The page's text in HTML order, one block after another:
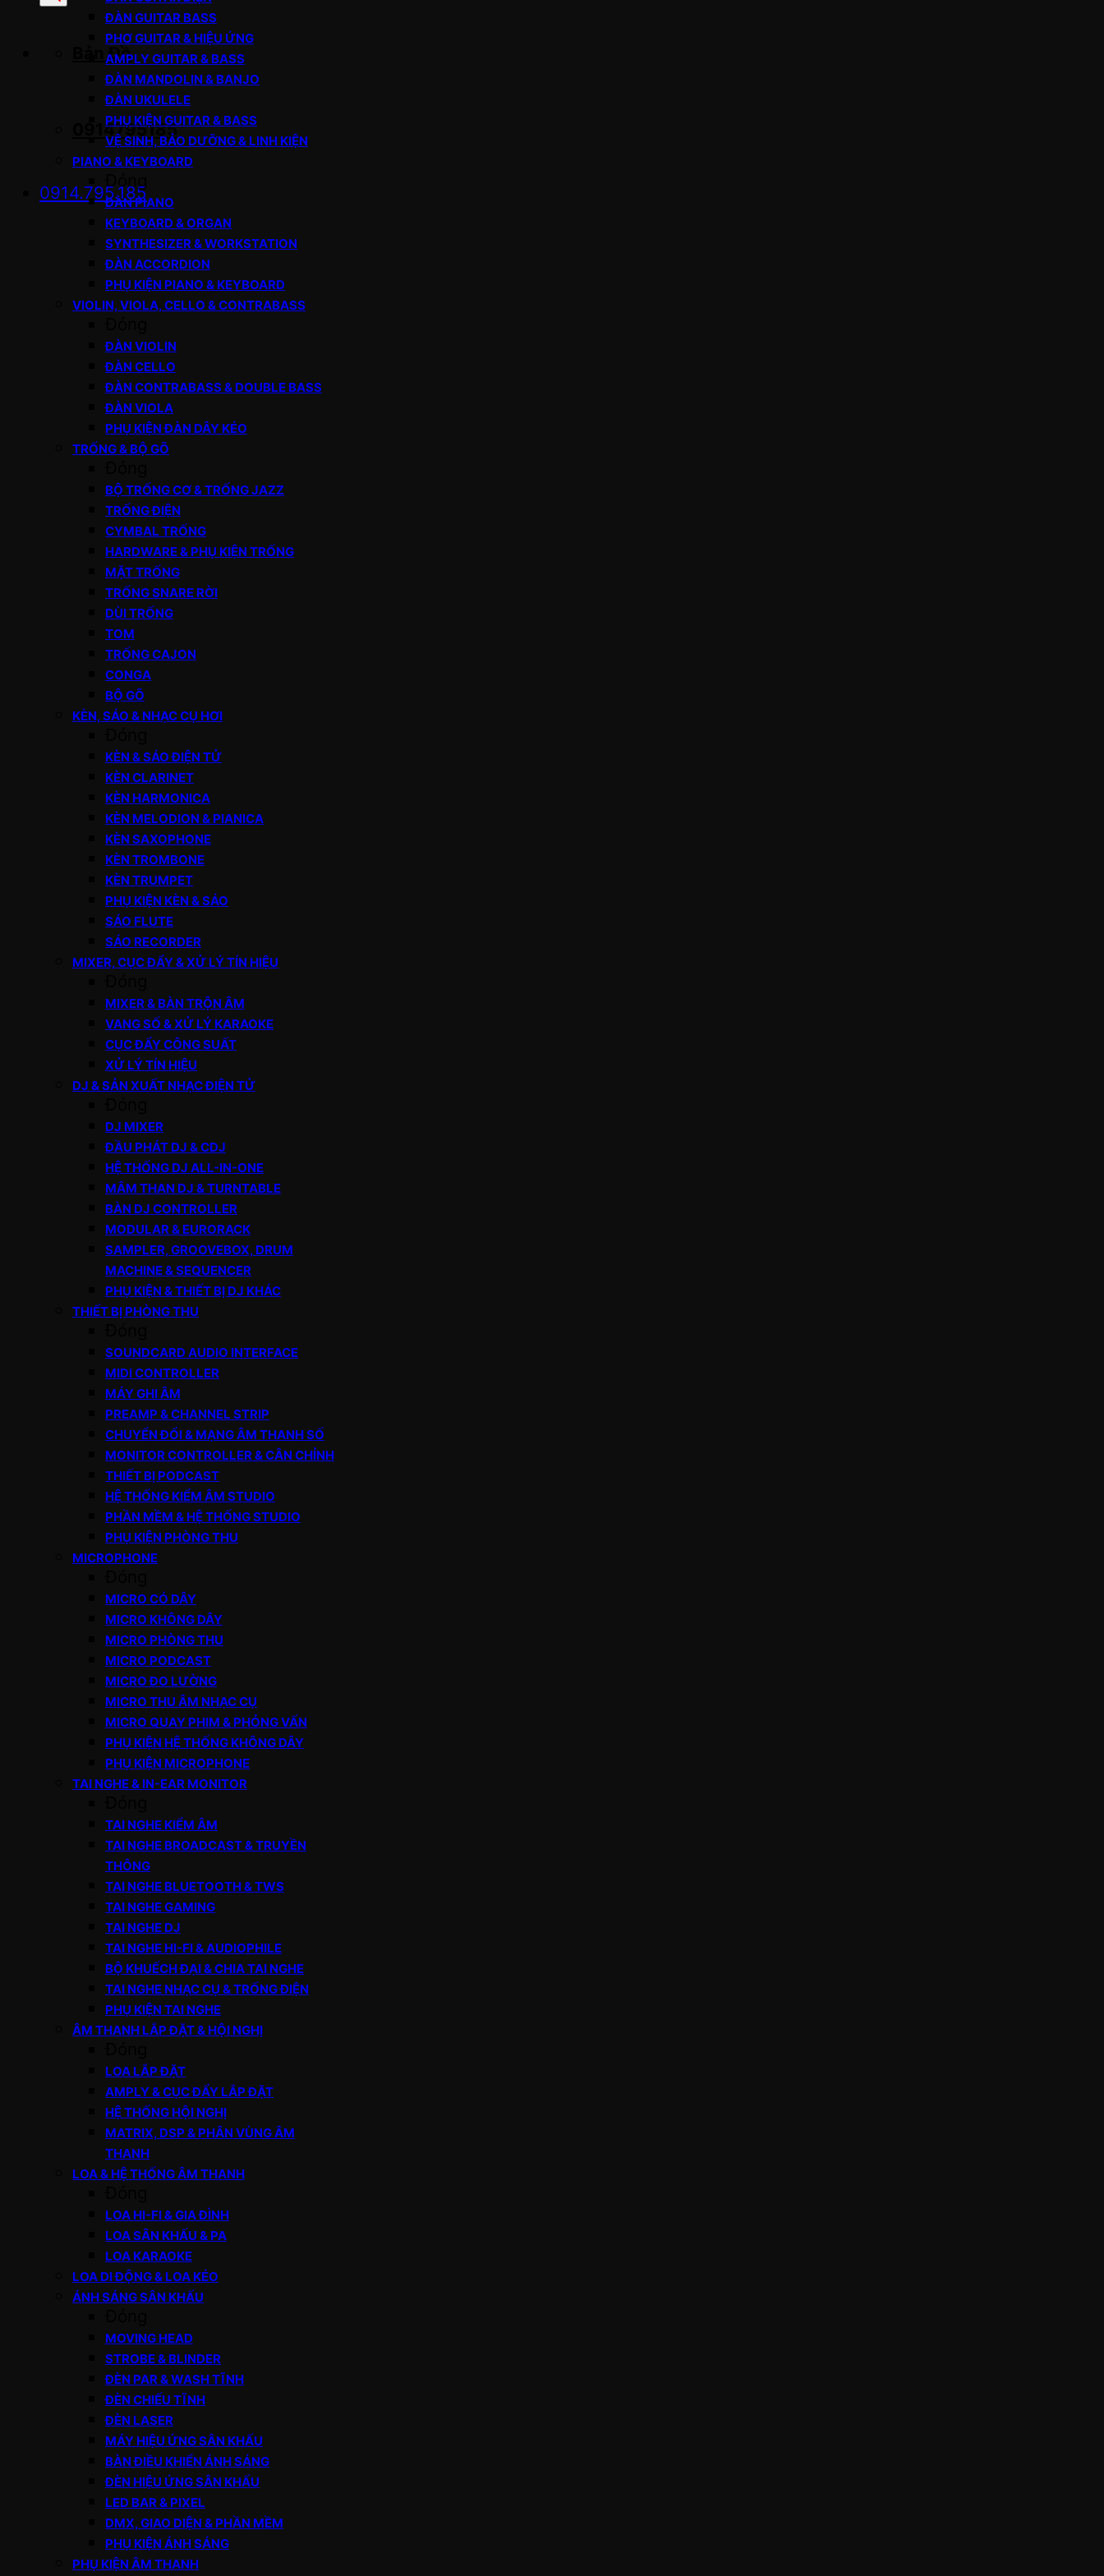
Bản Đồ
0914795185
0914.795.185
ĐÀN GUITAR BASS
PHƠ GUITAR & HIỆU ỨNG
AMPLY GUITAR & BASS
ĐÀN MANDOLIN & BANJO
ĐÀN UKULELE
PHỤ KIỆN GUITAR & BASS
VỆ SINH, BẢO DƯỠNG & LINH KIỆN
PIANO & KEYBOARD
ĐÀN PIANO
KEYBOARD & ORGAN
SYNTHESIZER & WORKSTATION
ĐÀN ACCORDION
PHỤ KIỆN PIANO & KEYBOARD
VIOLIN, VIOLA, CELLO & CONTRABASS
ĐÀN VIOLIN
ĐÀN CELLO
ĐÀN CONTRABASS & DOUBLE BASS
ĐÀN VIOLA
PHỤ KIỆN ĐÀN DÂY KÉO
TRỐNG & BỘ GÕ
BỘ TRỐNG CƠ & TRỐNG JAZZ
TRỐNG ĐIỆN
CYMBAL TRỐNG
HARDWARE & PHỤ KIỆN TRỐNG
MẶT TRỐNG
TRỐNG SNARE RỜI
DÙI TRỐNG
TOM
TRỐNG CAJON
CONGA
BỘ GÕ
KÈN, SÁO & NHẠC CỤ HƠI
KÈN & SÁO ĐIỆN TỬ
KÈN CLARINET
KÈN HARMONICA
KÈN MELODION & PIANICA
KÈN SAXOPHONE
KÈN TROMBONE
KÈN TRUMPET
PHỤ KIỆN KÈN & SÁO
SÁO FLUTE
SÁO RECORDER
MIXER, CỤC ĐẨY & XỬ LÝ TÍN HIỆU
MIXER & BÀN TRỘN ÂM
VANG SỐ & XỬ LÝ KARAOKE
CỤC ĐẨY CÔNG SUẤT
XỬ LÝ TÍN HIỆU
DJ & SẢN XUẤT NHẠC ĐIỆN TỬ
DJ MIXER
ĐẦU PHÁT DJ & CDJ
HỆ THỐNG DJ ALL-IN-ONE
MÂM THAN DJ & TURNTABLE
BÀN DJ CONTROLLER
MODULAR & EURORACK
SAMPLER, GROOVEBOX, DRUM
MACHINE & SEQUENCER
PHỤ KIỆN & THIẾT BỊ DJ KHÁC
THIẾT BỊ PHÒNG THU
SOUNDCARD AUDIO INTERFACE
MIDI CONTROLLER
MÁY GHI ÂM
PREAMP & CHANNEL STRIP
CHUYỂN ĐỔI & MẠNG ÂM THANH SỐ
MONITOR CONTROLLER & CÂN CHỈNH
THIẾT BỊ PODCAST
HỆ THỐNG KIỂM ÂM STUDIO
PHẦN MỀM & HỆ THỐNG STUDIO
PHỤ KIỆN PHÒNG THU
MICROPHONE
MICRO CÓ DÂY
MICRO KHÔNG DÂY
MICRO PHÒNG THU
MICRO PODCAST
MICRO ĐO LƯỜNG
MICRO THU ÂM NHẠC CỤ
MICRO QUAY PHIM & PHỎNG VẤN
PHỤ KIỆN HỆ THỐNG KHÔNG DÂY
PHỤ KIỆN MICROPHONE
TAI NGHE & IN-EAR MONITOR
TAI NGHE KIỂM ÂM
TAI NGHE BROADCAST & TRUYỀN
THÔNG
TAI NGHE BLUETOOTH & TWS
TAI NGHE GAMING
TAI NGHE DJ
TAI NGHE HI-FI & AUDIOPHILE
BỘ KHUẾCH ĐẠI & CHIA TAI NGHE
TAI NGHE NHẠC CỤ & TRỐNG ĐIỆN
PHỤ KIỆN TAI NGHE
ÂM THANH LẮP ĐẶT & HỘI NGHỊ
LOA LẮP ĐẶT
AMPLY & CỤC ĐẨY LẮP ĐẶT
HỆ THỐNG HỘI NGHỊ
MATRIX, DSP & PHÂN VÙNG ÂM
THANH
LOA & HỆ THỐNG ÂM THANH
LOA HI-FI & GIA ĐÌNH
LOA SÂN KHẤU & PA
LOA KARAOKE
LOA DI ĐỘNG & LOA KÉO
ÁNH SÁNG SÂN KHẤU
MOVING HEAD
STROBE & BLINDER
ĐÈN PAR & WASH TĨNH
ĐÈN CHIẾU TĨNH
ĐÈN LASER
MÁY HIỆU ỨNG SÂN KHẤU
BÀN ĐIỀU KHIỂN ÁNH SÁNG
ĐÈN HIỆU ỨNG SÂN KHẤU
LED BAR & PIXEL
DMX, GIAO DIỆN & PHẦN MỀM
PHỤ KIỆN ÁNH SÁNG
PHỤ KIỆN ÂM THANH